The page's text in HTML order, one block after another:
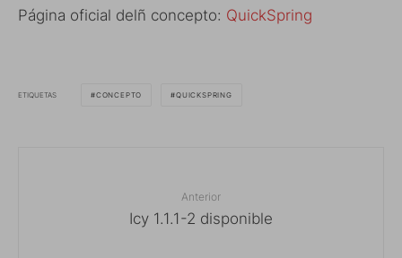
Página oficial delñ concepto: QuickSpring
ETIQUETAS CONCEPTO QUICKSPRING
Anterior
Icy 1.1.1-2 disponible